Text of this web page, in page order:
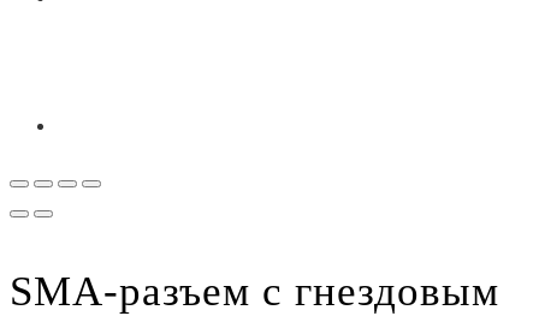
SMA-разъем с гнездовым